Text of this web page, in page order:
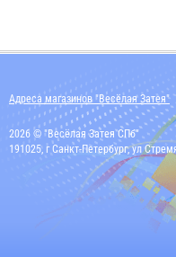
Адреса магазинов "Весёлая Затея"
2026 © "Весёлая Затея СПб"
191025, г Санкт-Петербург, ул